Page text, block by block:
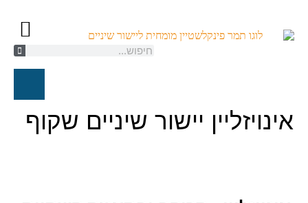
אינויזליין יישור שיניים שקוף